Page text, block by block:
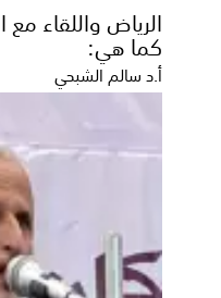
الرياض واللقاء مع
كما هي:
أ.د سالم الشبحي